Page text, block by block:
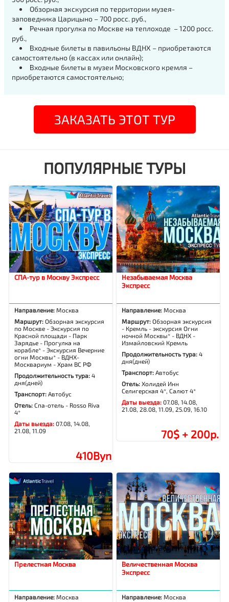
Обзорная экскурсия по территории музея-
заповедника Царицыно – 700 росс. руб.,
Речная прогулка по Москве на теплоходе – 1200 росс.
руб.,
Входные билеты в павильоны ВДНХ – приобретаются
самостоятельно (в кассах или онлайн);
Входные билеты в музеи Московского кремля –
приобретаются самостоятельно;
ЗАКАЗАТЬ ЭТОТ ТУР
ПОПУЛЯРНЫЕ ТУРЫ
СПА-тур в Москву Экспресс
Направление: Москва
Маршрут:Обзорная экскурсия
по Москве - Экскурсия по
Красной площади - Парк
Зарядье - Прогулка на
корабле* - Экскурсия Вечерние
огни Москвы* - ВДНХ-
Москвариум - Храм ВС РФ
Продолжительность тура:4
дня(дней)
Транспорт:Автобус
Отель:Спа-отель - Rosso Riva
4*
Даты выезда:07.08, 14.08,
21.08, 11.09
410Byn
Незабываемая Москва
Экспресс
Направление: Москва
Маршрут:Обзорная экскурсия
- Кремль - экскурсия Огни
ночной Москвы* - ВДНХ -
Измайловский Кремль
Продолжительность тура:4
дня(дней)
Транспорт:Автобус
Отель:Холидей Инн
Селигерская 4*, Салют 4*
Даты выезда:07.08, 14.08,
21.08, 28.08, 11.09, 25.09, 16.10
70$ + 200р.
Прелестная Москва
Направление: Москва
Величественная Москва
Экспресс
Направление: Москва